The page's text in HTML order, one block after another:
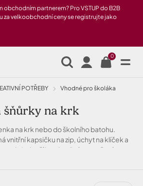
obchodním partnerem? Pro VSTUP do B2B
za velkoobchodní ceny se registrujte jako
0
POTŘEBY Vhodné pro školáka
šňůrky na krk
na krk nebo do školního batohu.
vnitřní kapsičku na zip, úchyt na klíček a
na krk slouží k pohodlnému nošení
motivy od Argusu.